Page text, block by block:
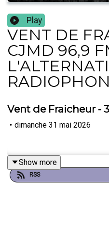
Play
VENT DE
CJMD 96,9
Vent de Fraicheur -
• dimanche 31 mai 2026
Show more
RSS